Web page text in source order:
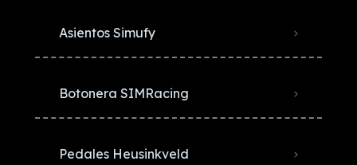
Asientos Simufy
Botonera SIMRacing
Pedales Heusinkveld